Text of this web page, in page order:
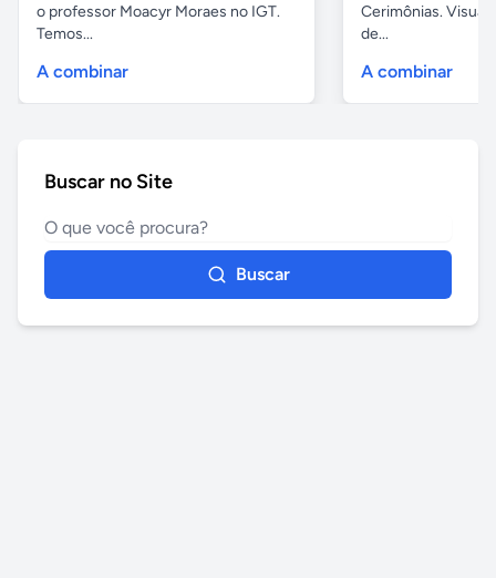
o professor Moacyr Moraes no IGT.
Temos...
A combinar
Cerimônias.
de...
A combinar
Buscar no Site
Buscar